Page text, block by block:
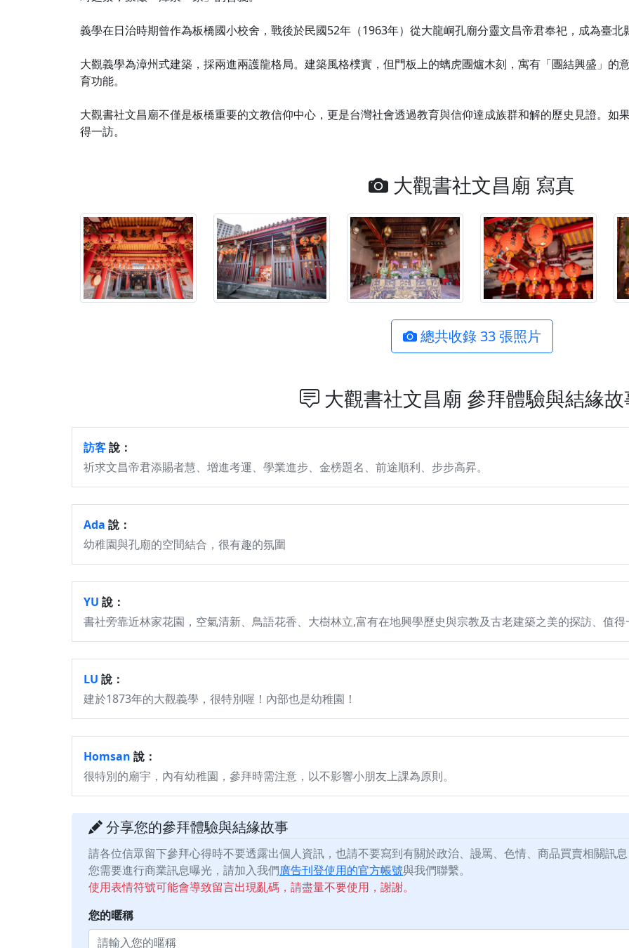
義學在日治時期曾作為板橋國小校舍，戰後於民國52年（1963年）從大龍峒孔廟分靈文昌帝君奉祀，成為臺北
大觀義學為漳州式建築，採兩進兩護龍格局。建築風格樸實，但門板上的螭虎團爐木刻，寓有「團結興盛」的
育功能。
大觀書社文昌廟不僅是板橋重要的文教信仰中心，更是台灣社會透過教育與信仰達成族群和解的歷史見證。如
得一訪。
大觀書社文昌廟 寫真
總共收錄 33 張照片
大觀書社文昌廟 參拜體驗與結緣
訪客說：
祈求文昌帝君添賜者慧、增進考運、學業進步、金榜題名、前途順利、步步高昇。
Ada 說：
幼稚園與孔廟的空間結合，很有趣的氛圍
YU 說：
書社旁靠近林家花園，空氣清新、鳥語花香、大樹林立,富有在地興學歷史與宗教及古老建築之美的探訪、值得
LU 說：
建於1873年的大觀義學，很特別喔！內部也是幼稚園！
Homsan 說：
很特別的廟宇，內有幼稚園，參拜時需注意，以不影響小朋友上課為原則。
分享您的參拜體驗與結緣故事
請各位信眾留下參拜心得時不要透露出個人資訊，也請不要寫到有關於政治、謾罵、色情、商品買賣相關訊
您需要進行商業訊息曝光，請加入我們廣告刊登使用的官方帳號與我們聯繫。
使用表情符號可能會導致留言出現亂碼，請盡量不要使用，謝謝。
您的暱稱